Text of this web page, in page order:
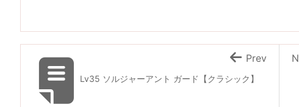
Lv35 ソルジャーアント ガード【クラシック】
Prev